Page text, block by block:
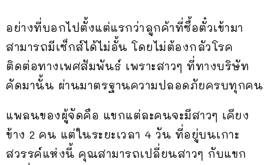
อย่างที่บอกไปตั้งแต่แรกว่าลูกค้าที่ซื้อตั๋วเข้ามา
สามารถมีเซ็กส์ได้ไม่อั้น โดยไม่ต้องกลัวโรค
ติดต่อทางเพศสัมพันธ์ เพราะสาวๆ ที่ทางบริษัท
คัดมานั้น ผ่านมาตรฐานความปลอดภัยครบทุกคน
แพลนของผู้จัดคือ แขกแต่ละคนจะมีสาวๆ เคียง
ข้าง 2 คน แต่ในระยะเวลา 4 วัน ที่อยู่บนเกาะ
สวรรค์แห่งนี้ คุณสามารถเปลี่ยนสาวๆ กับแขก